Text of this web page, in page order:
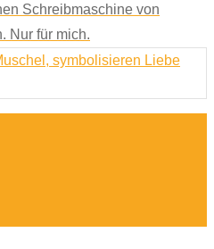
Schreibmaschine von
Nur für mich.